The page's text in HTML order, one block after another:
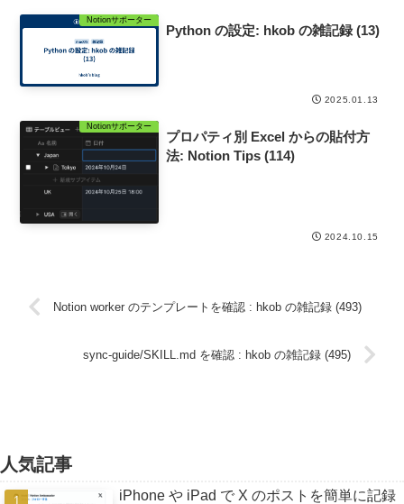
Notionサポーター
Python の設定: hkob の雑記録 (13)
2025.01.13
Notionサポーター
プロパティ別 Excel からの貼付方
法: Notion Tips (114)
2024.10.15
Notion worker のテンプレートを確認 : hkob の雑記録 (493)
sync-guide/SKILL.md を確認 : hkob の雑記録 (495)
人気記事
iPhone や iPad で X のポストを簡単に記録